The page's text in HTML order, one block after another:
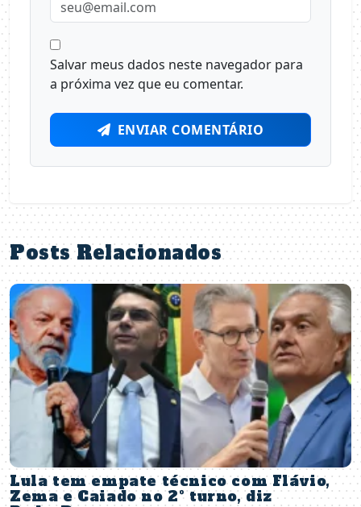
Salvar meus dados neste navegador para
a próxima vez que eu comentar.
ENVIAR COMENTÁRIO
Posts Relacionados
Lula tem empate técnico com Flávio,
Zema e Caiado no 2º turno, diz